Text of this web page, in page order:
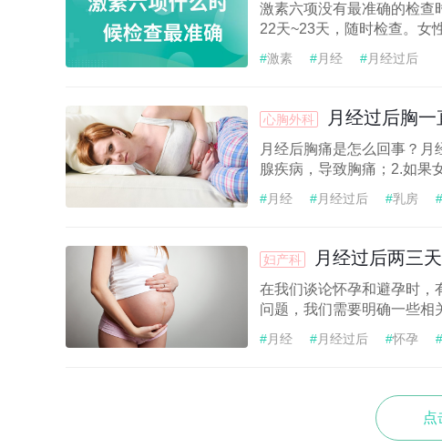
激素六项没有最准确的检查
22天~23天，随时检查。女
#激素 #月经 #月经过后
心胸外科 月经过后胸
月经后胸痛是怎么回事？
腺疾病，导致胸痛；2.如果
#月经 #月经过后 #乳房 #
妇产科 月经过后两三
在我们谈论怀孕和避孕时，
问题，我们需要明确一些相
#月经 #月经过后 #怀孕 #
点